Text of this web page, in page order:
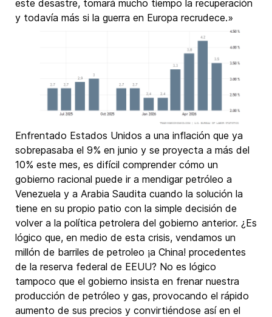
este desastre, tomará mucho tiempo la recuperación
y todavía más si la guerra en Europa recrudece.»
Enfrentado Estados Unidos a una inflación que ya
sobrepasaba el 9% en junio y se proyecta a más del
10% este mes, es difícil comprender cómo un
gobierno racional puede ir a mendigar petróleo a
Venezuela y a Arabia Saudita cuando la solución la
tiene en su propio patio con la simple decisión de
volver a la política petrolera del gobierno anterior. ¿Es
lógico que, en medio de esta crisis, vendamos un
millón de barriles de petroleo ¡a China! procedentes
de la reserva federal de EEUU? No es lógico
tampoco que el gobierno insista en frenar nuestra
producción de petróleo y gas, provocando el rápido
aumento de sus precios y convirtiéndose así en el